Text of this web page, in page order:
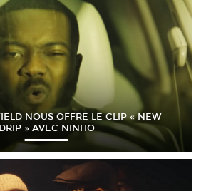
NOUS OFFRE LE CLIP « NEW
DRIP » AVEC NINHO